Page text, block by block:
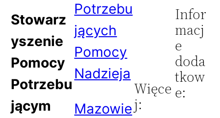
Stowarz
yszenie
Pomocy
Potrzebu
jącym
Potrzebu
jących
Pomocy
Nadzieja
Mazowie
Więce
j:
Infor
macj
e
doda
tkow
e: